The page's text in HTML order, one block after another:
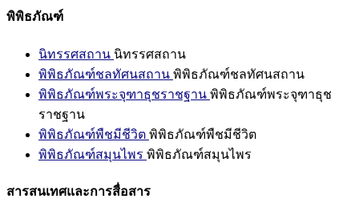
พิพิธภัณฑ์
นิทรรศสถาน นิทรรศสถาน
พิพิธภัณฑ์ชลทัศนสถาน พิพิธภัณฑ์ชลทัศนสถาน
พิพิธภัณฑ์พระจุฑาธุชราชฐาน พิพิธภัณฑ์พระจุฑาธุช
ราชฐาน
พิพิธภัณฑ์พืชมีชีวิต พิพิธภัณฑ์พืชมีชีวิต
พิพิธภัณฑ์สมุนไพร พิพิธภัณฑ์สมุนไพร
สารสนเทศและการสื่อสาร